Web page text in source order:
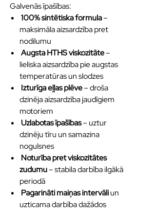
Galvenās īpašības:
100% sintētiska formula–
maksimāla aizsardzība pret
nodilumu
Augsta HTHS viskozitāte–
lieliska aizsardzība pie augstas
temperatūras un slodzes
Izturīga eļļas plēve– droša
dzinēja aizsardzība jaudīgiem
motoriem
Uzlabotas īpašības– uztur
dzinēju tīru un samazina
nogulsnes
Noturība pret viskozitātes
zudumu– stabila darbība ilgākā
periodā
Pagarināti maiņas intervāliun
uzticama darbība dažādos